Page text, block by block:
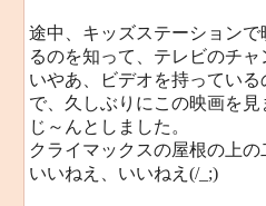
途中、キッズステーション
るのを知って、テレビのチ
いやあ、ビデオを持ってい
で、久しぶりにこの映画を見
じ～んとしました。
クライマックスの屋根の上
いいねえ、いいねえ(/_;)